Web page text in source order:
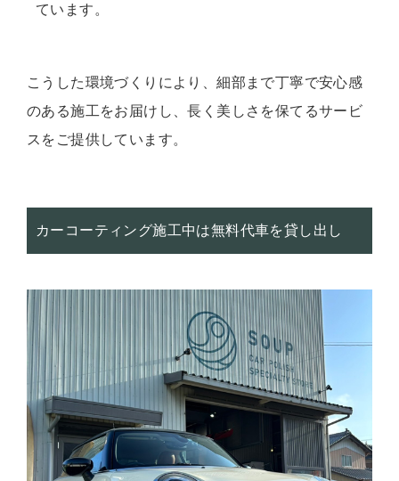
ています。
こうした環境づくりにより、細部まで丁寧で安心感
のある施工をお届けし、長く美しさを保てるサービ
スをご提供しています。
カーコーティング施工中は無料代車を貸し出し